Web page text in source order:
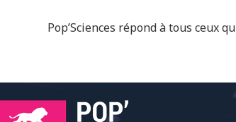
Pop’Sciences répond à tous ceux